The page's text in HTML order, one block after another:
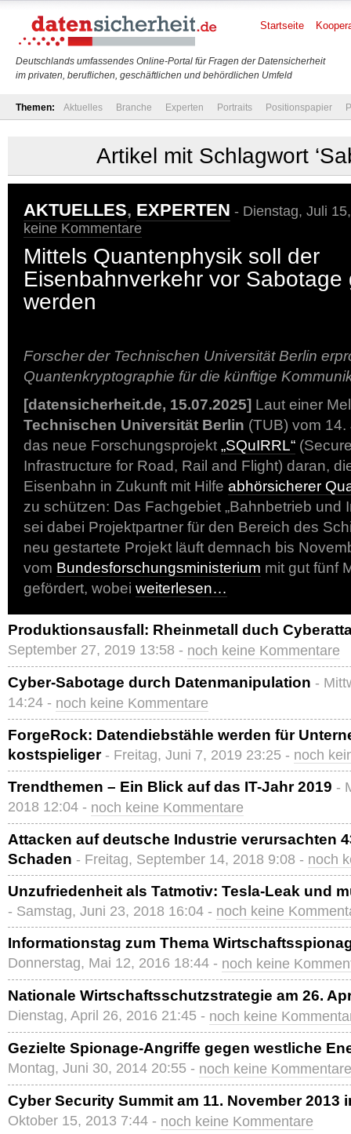
Deutschlands umfassendes Online-Portal für Fragen der Datensicherheit
im privaten, beruflichen, geschäftlichen und behördlichen Umfeld
Startseite
Themen: Aktuelles Branche Experten Portraits Positionspapier
Artikel mit Schlagwort
AKTUELLES, EXPERTEN - Dienstag, Juli
keine Kommentare
Mittels Quantenphysik soll der
Eisenbahnverkehr vor Sabotage
werden
Forscher der Technischen Universität Berlin
Quantenkryptographie für die künftige
[datensicherheit.de, 15.07.2025] Laut einer
Technischen Universität Berlin (TUB) vom
das neue Forschungsprojekt „SQuIRRL“
Infrastructure for Road, Rail and Flight) daran,
Eisenbahn in Zukunft mit Hilfe abhörsicherer
zu schützen: Das Fachgebiet „Bahnbetrieb und
sei dabei Projektpartner für den Bereich des
neu gestartete Projekt läuft demnach bis
vom Bundesforschungsministerium mit gut fünf
gefördert, wobei weiterlesen…
Produktionsausfall: Rheinmetall duch
September 27, 2019 13:58 - noch keine Kommentare
Cyber-Sabotage durch Datenmanipulation -
14:24 - noch keine Kommentare
ForgeRock: Datendiebstähle werden für
kostspieliger - Freitag, Juni 7, 2019 23:25 - noch
Trendthemen – Ein Blick auf das IT-Jahr 2019 -
2018 12:04 - noch keine Kommentare
Attacken auf deutsche Industrie verursachten
Schaden - Freitag, September 14, 2018 9:08 - noch
Unzufriedenheit als Tatmotiv: Tesla-Leak und
- Samstag, Juni 23, 2018 16:04 - noch keine
Informationstag zum Thema
Donnerstag, Mai 12, 2016 18:44 - noch keine
Nationale Wirtschaftsschutzstrategie am 26.
Dienstag, April 26, 2016 21:45 - noch keine
Gezielte Spionage-Angriffe gegen westliche
Montag, Juni 30, 2014 20:55 - noch keine Kommentare
Cyber Security Summit am 11. November 2013
Oktober 15, 2013 7:44 - noch keine Kommentare